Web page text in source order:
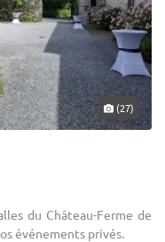
(27)
du Château-Ferme de
événements privés.